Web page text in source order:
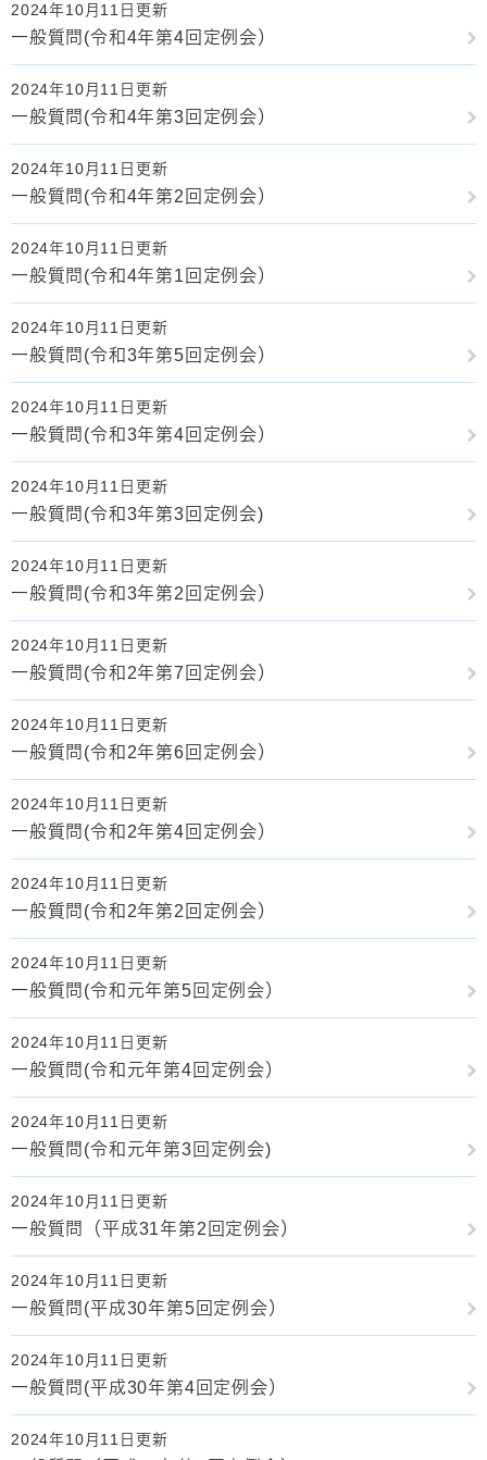
2024年10月11日更新
一般質問(令和4年第4回定例会）
2024年10月11日更新
一般質問(令和4年第3回定例会）
2024年10月11日更新
一般質問(令和4年第2回定例会）
2024年10月11日更新
一般質問(令和4年第1回定例会）
2024年10月11日更新
一般質問(令和3年第5回定例会）
2024年10月11日更新
一般質問(令和3年第4回定例会）
2024年10月11日更新
一般質問(令和3年第3回定例会)
2024年10月11日更新
一般質問(令和3年第2回定例会）
2024年10月11日更新
一般質問(令和2年第7回定例会）
2024年10月11日更新
一般質問(令和2年第6回定例会）
2024年10月11日更新
一般質問(令和2年第4回定例会）
2024年10月11日更新
一般質問(令和2年第2回定例会）
2024年10月11日更新
一般質問(令和元年第5回定例会）
2024年10月11日更新
一般質問(令和元年第4回定例会）
2024年10月11日更新
一般質問(令和元年第3回定例会)
2024年10月11日更新
一般質問（平成31年第2回定例会）
2024年10月11日更新
一般質問(平成30年第5回定例会）
2024年10月11日更新
一般質問(平成30年第4回定例会）
2024年10月11日更新